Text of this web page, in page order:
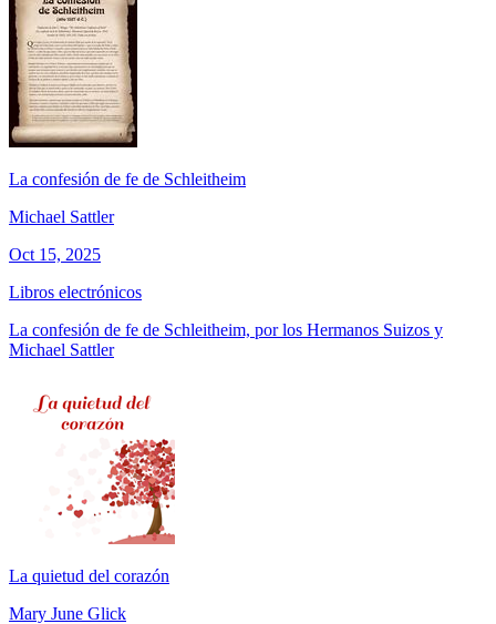
La confesión de fe de Schleitheim
Michael Sattler
Oct 15, 2025
Libros electrónicos
La confesión de fe de Schleitheim, por los Hermanos Suizos y
Michael Sattler
La quietud del corazón
Mary June Glick